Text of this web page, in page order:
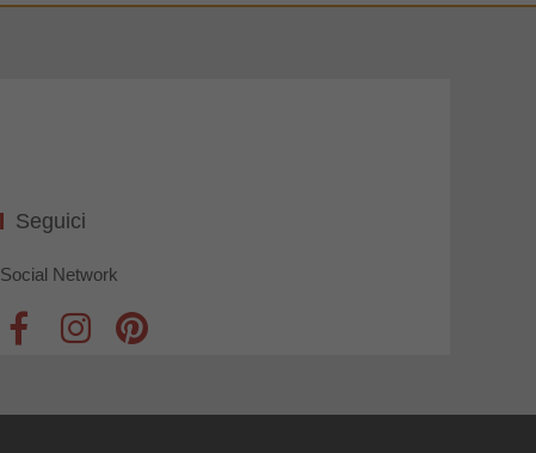
Seguici
Social Network